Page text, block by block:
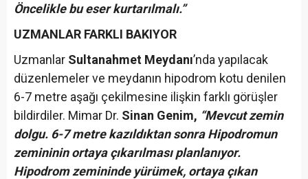
Öncelikle bu eser kurtarılmalı.”
UZMANLAR FARKLI BAKIYOR
Uzmanlar Sultanahmet Meydanı’nda yapılacak
düzenlemeler ve meydanın hipodrom kotu denilen
6-7 metre aşağı çekilmesine ilişkin farklı görüşler
bildirdiler. Mimar Dr. Sinan Genim, “Mevcut zemin
dolgu. 6-7 metre kazıldıktan sonra Hipodromun
zemininin ortaya çıkarılması planlanıyor.
Hipodrom zemininde yürümek, ortaya çıkan